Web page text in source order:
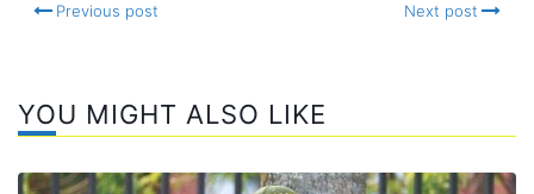
Previous post Next post
YOU MIGHT ALSO LIKE